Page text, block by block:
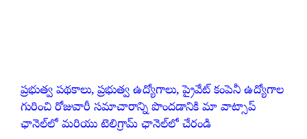
ప్రభుత్వ పథకాలు, ప్రభుత్వ ఉద్యోగాలు, ప్రైవేట్ కంపెనీ ఉద్యోగాల
గురించి రోజువారీ సమాచారాన్ని పొందడానికి మా వాట్సాప్
ఛానెల్‌లో మరియు టెలిగ్రామ్ ఛానెల్‌లో చేరండి